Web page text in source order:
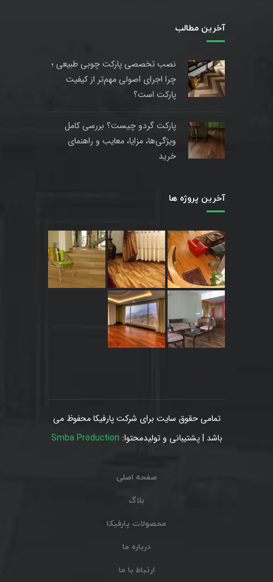
آخرین مطالب
نصب تخصصی پارکت چوبی طبیعی ؛
چرا اجرای اصولی مهم‌تر از کیفیت
پارکت است؟
پارکت گردو چیست؟ بررسی کامل
ویژگی‌ها، مزایا، معایب و راهنمای
خرید
آخرین پروژه ها
تمامی حقوق سایت برای شرکت پارفیکا محفوظ می
باشد | پشتیبانی و تولیدمحتوا: Smba Production
صفحه اصلی
بلاگ
محصولات پارفیکا
درباره ما
ارتباط با ما